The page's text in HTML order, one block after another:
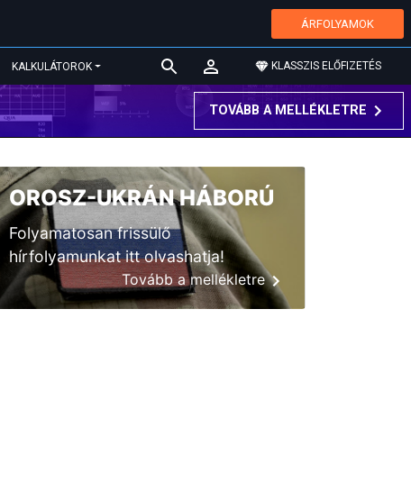
ÁRFOLYAMOK
KALKULÁTOROK KLASSZIS ELŐFIZETÉS
TOVÁBB A MELLÉKLETRE
OROSZ-UKRÁN HÁBORÚ
Folyamatosan frissülő
hírfolyamunkat itt olvashatja!
Tovább a mellékletre